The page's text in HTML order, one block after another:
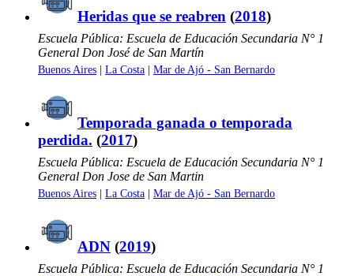
Heridas que se reabren (2018)
Escuela Pública: Escuela de Educación Secundaria N° 1
General Don José de San Martín
Buenos Aires | La Costa | Mar de Ajó - San Bernardo
Temporada ganada o temporada
perdida. (2017)
Escuela Pública: Escuela de Educación Secundaria N° 1
General Don Jose de San Martin
Buenos Aires | La Costa | Mar de Ajó - San Bernardo
ADN (2019)
Escuela Pública: Escuela de Educación Secundaria N° 1